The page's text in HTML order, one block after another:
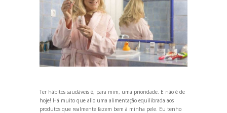
Ter hábitos saudáveis é, para mim, uma prioridade. E não é de
hoje! Há muito que alio uma alimentação equilibrada aos
produtos que realmente fazem bem à minha pele. Eu tenho